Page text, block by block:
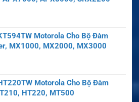
Motorola Cho Bộ Đàm
MX1000, MX2000, MX3000
Motorola Cho Bộ Đàm
HT220, MT500